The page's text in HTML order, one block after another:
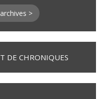
>
DE CHRONIQUES